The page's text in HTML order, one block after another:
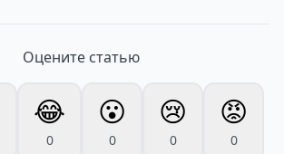
Оцените статью
😂
0
😮
0
😢
0
😡
0